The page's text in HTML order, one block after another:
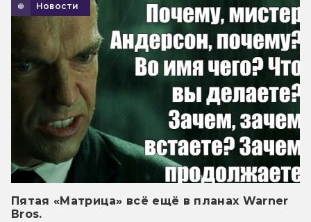
Новости
Пятая «Матрица» всё ещё в планах Warner
Bros.